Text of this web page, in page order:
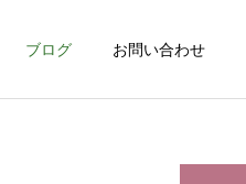
ブログ お問い合わせ